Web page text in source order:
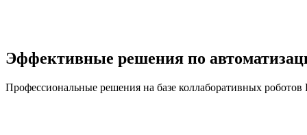
Эффективные решения по
Профессиональные решения на базе коллаборативных роботов